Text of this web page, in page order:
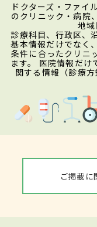
ドクターズ・ファイ
のクリニック・病院
地域
診療科目、行政区、
基本情報だけでなく
条件に合ったクリニ
ます。 医院情報だけ
関する情報（診療
ご掲載に